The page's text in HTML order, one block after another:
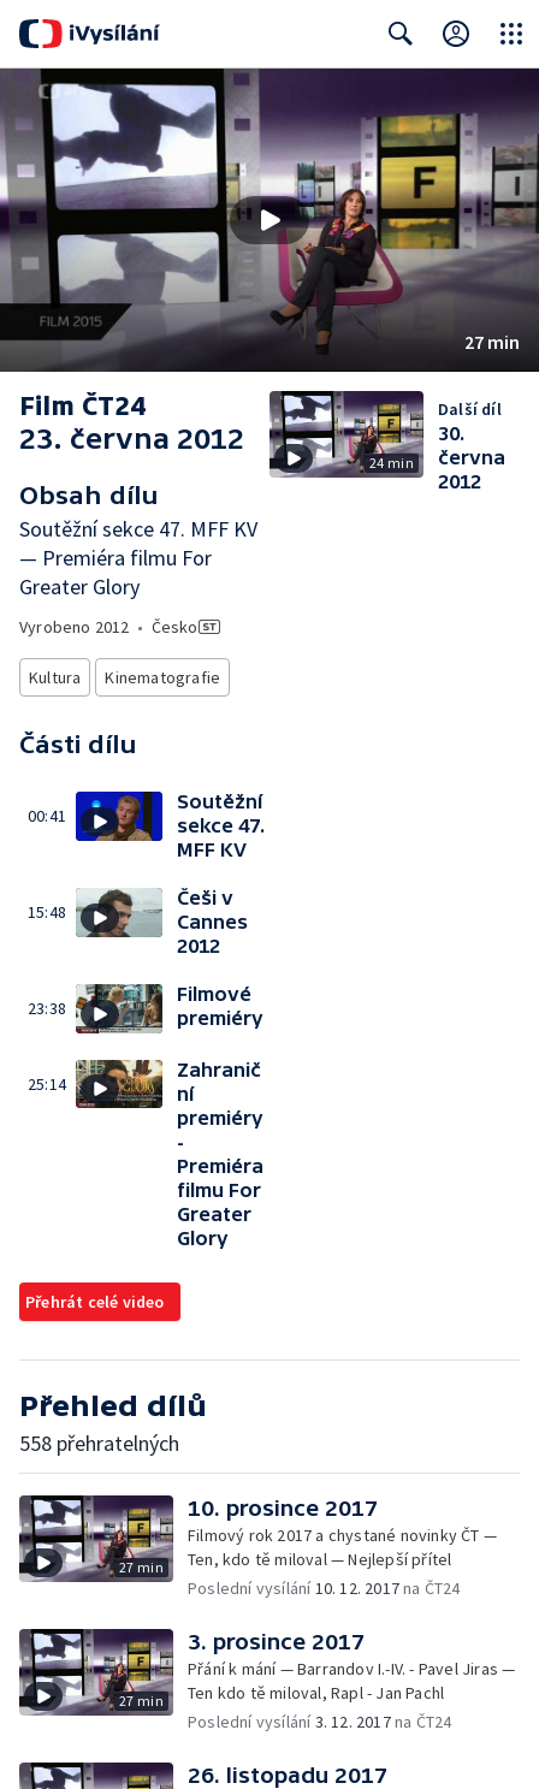
27 min
Film ČT24
23. června 2012
Obsah dílu
Soutěžní sekce 47. MFF KV
— Premiéra filmu For
Greater Glory
Vyrobeno 2012 • Česko
Kultura Kinematografie
Části dílu
00:41
Soutěžní
sekce 47.
MFF KV
15:48
Češi v
Cannes
2012
23:38
Filmové
premiéry
25:14
Zahranič
ní
premiéry
-
Premiéra
filmu For
Greater
Glory
Přehrát celé video
24 min
Další díl
30.
června
2012
Přehled dílů
558 přehratelných
27 min
10. prosince 2017
Filmový rok 2017 a chystané novinky ČT —
Ten, kdo tě miloval — Nejlepší přítel
Poslední vysílání 10. 12. 2017na ČT24
27 min
3. prosince 2017
Přání k mání — Barrandov I.-IV. - Pavel Jiras —
Ten kdo tě miloval, Rapl - Jan Pachl
Poslední vysílání3. 12. 2017na ČT24
26. listopadu 2017